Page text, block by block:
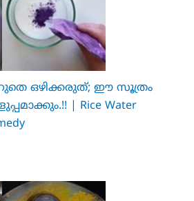
ഒഴിക്കരുത്; ഈ സൂത്രം
| Rice Water